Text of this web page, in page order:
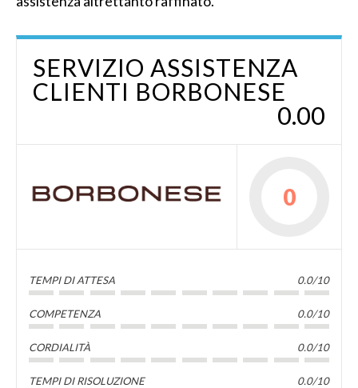
SERVIZIO ASSISTENZA
CLIENTI BORBONESE
0.00
0
TEMPI DI ATTESA 0.0/10
COMPETENZA 0.0/10
CORDIALITÀ 0.0/10
TEMPI DI RISOLUZIONE 0.0/10